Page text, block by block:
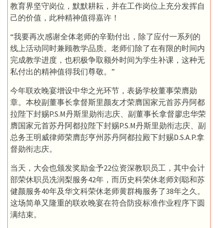
教育界坚守岗位，默默耕耘，并在工作岗位上充分发挥自
己的价值，此种精神值得嘉许！
“我要再次感谢全体老师的辛勤付出，除了应付一系列的
线上活动同时兼顾教学品质。老师们除了在有限的时间内
完成教学进度，也积极争取额外时间为学生补课，这种无
私付出的精神值得我们尊敬。”
今年联欢晚宴增设中华之光环节，表扬学校董事荣膺勋
章。本校副董事长拿督斯里颜友才荣膺国家元首苏丹阿都
拉陛下封赐P.S.M丹斯里勋衔志庆、副董事长拿督廖忠华荣
膺国家元首苏丹阿都拉陛下封赐P.S.M丹斯里勋衔志庆、副
总务王明威律师荣膺彭亨州苏丹阿都拉殿下封赐D.S.A.P.拿
督勋衔志庆。
当天，大会也颁发奖励金予22位资深教职员工，其中会计
部荣休职员冼润梨服务42年，而历史科荣休老师刘聪和苏
健颜服务40年及华文科荣休老师黄群梅服务了38年之久。
这场简单又隆重的联欢晚宴在符合防疫标准作业程序下圆
满结束。